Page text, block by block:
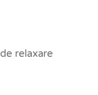
relaxare